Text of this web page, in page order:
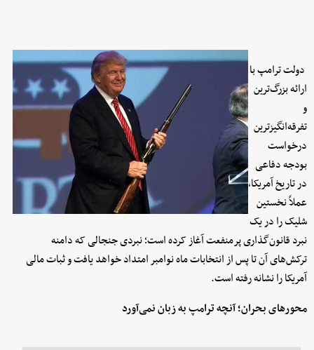
دولت ترامپ با
ارائه بزرگ‌ترین
و
تفرقه‌انگیزترین
درخواست
بودجه دفاعی
در تاریخ آمریکا،
عملاً نخستین
شلیک را در یک
نبرد قانون‌گذاری پرمنفعت آغاز کرده است؛ نبردی جنجالی که دامنه‌
ترکش‌های آن تا پس از انتخابات ماه نوامبر امتداد خواهد یافت و ثبات مالی
آمریکا را نشانه رفته است.
محورهای بحران؛ آنچه ترامپ به زبان نمی‌آورد